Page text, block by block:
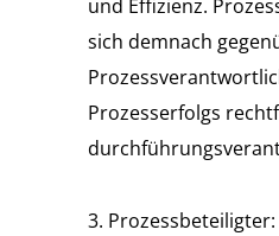
und Effizienz.
sich demnach
Prozesserfolgs
Prozessbeteiligter: